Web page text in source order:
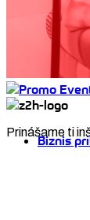
Prinášame ti
Biznis